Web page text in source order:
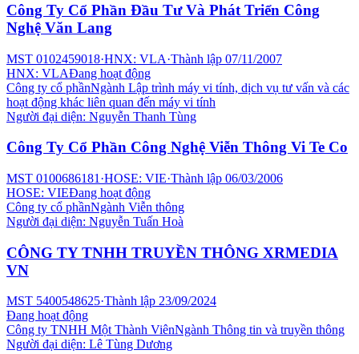
Công Ty Cổ Phần Đầu Tư Và Phát Triển Công
Nghệ Văn Lang
MST 0102459018·HNX: VLA·Thành lập 07/11/2007
HNX: VLAĐang hoạt động
Công ty cổ phầnNgành Lập trình máy vi tính, dịch vụ tư vấn và các
hoạt động khác liên quan đến máy vi tính
Người đại diện: Nguyễn Thanh Tùng
Công Ty Cổ Phần Công Nghệ Viễn Thông Vi Te Co
MST 0100686181 ·HOSE: VIE·Thành lập 06/03/2006
HOSE: VIEĐang hoạt động
Công ty cổ phầnNgành Viễn thông
Người đại diện: Nguyễn Tuấn Hoà
CÔNG TY TNHH TRUYỀN THÔNG XRMEDIA
VN
MST 5400548625·Thành lập 23/09/2024
Đang hoạt động
Công ty TNHH Một Thành ViênNgành Thông tin và truyền thông
Người đại diện: Lê Tùng Dương